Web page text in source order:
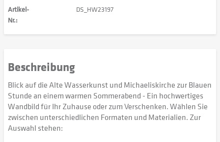
Artikel-
Nr.:
DS_HW23197
Beschreibung
Blick auf die Alte Wasserkunst und Michaeliskirche zur Blauen
Stunde an einem warmen Sommerabend - Ein hochwertiges
Wandbild für Ihr Zuhause oder zum Verschenken. Wählen Sie
zwischen unterschiedlichen Formaten und Materialien. Zur
Auswahl stehen: